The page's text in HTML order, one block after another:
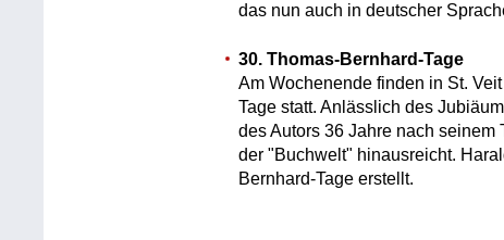
das nun auch in deutscher
30. Thomas-Bernhard-Tage
Am Wochenende finden in St.
Tage statt. Anlässlich des
des Autors 36 Jahre nach seinem
der "Buchwelt" hinausreicht.
Bernhard-Tage erstellt.